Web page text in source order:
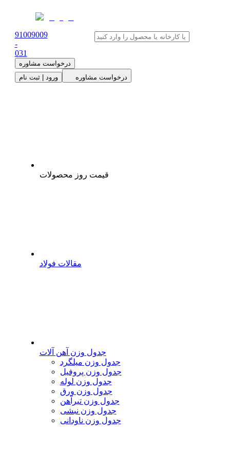
91009009
-
031
درخواست مشاوره
ورود | ثبت نام
درخواست مشاوره
قیمت روز محصولات
مقالات فولاد
جدول وزن آهن آلات
جدول وزن میلگرد
جدول وزن پروفیل
جدول وزن لوله
جدول وزن ورق
جدول وزن تیرآهن
جدول وزن نبشی
جدول وزن ناودانی